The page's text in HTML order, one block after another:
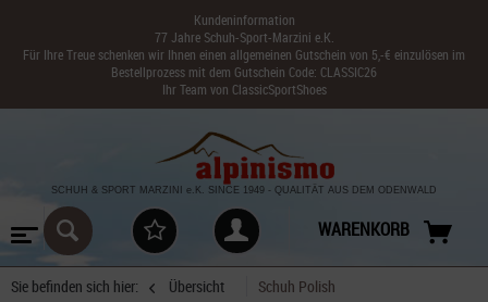
Kundeninformation
77 Jahre Schuh-Sport-Marzini e.K.
Für Ihre Treue schenken wir Ihnen einen allgemeinen Gutschein von 5,-€ einzulösen im
Bestellprozess mit dem Gutschein Code: CLASSIC26
Ihr Team von ClassicSportShoes
SCHUH & SPORT MARZINI e.K. SINCE 1949 - QUALITÄT AUS DEM ODENWALD
WARENKORB
Sie befinden sich hier: Übersicht Schuh Polish